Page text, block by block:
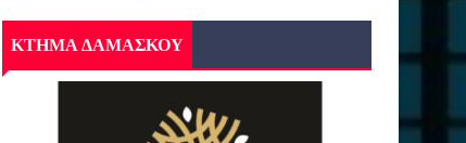
ΚΤΗΜΑ ΔΑΜΑΣΚΟΥ